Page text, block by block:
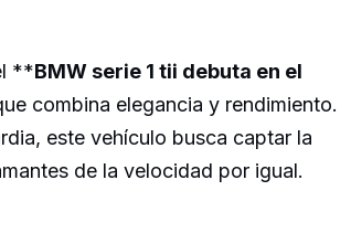
**BMW serie 1 tii debuta en el
combina elegancia y rendimiento.
este vehículo busca captar la
de la velocidad por igual.